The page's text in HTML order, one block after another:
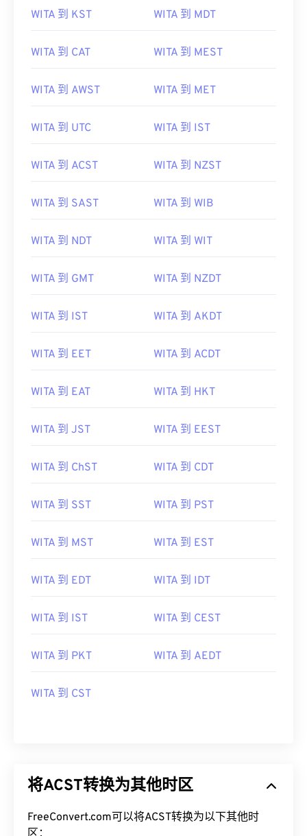
WITA 到 KST WITA 到 MDT
WITA 到 CAT WITA 到 MEST
WITA 到 AWST WITA 到 MET
WITA 到 UTC WITA 到 IST
WITA 到 ACST WITA 到 NZST
WITA 到 SAST WITA 到 WIB
WITA 到 NDT WITA 到 WIT
WITA 到 GMT WITA 到 NZDT
WITA 到 IST WITA 到 AKDT
WITA 到 EET WITA 到 ACDT
WITA 到 EAT WITA 到 HKT
WITA 到 JST WITA 到 EEST
WITA 到 ChST WITA 到 CDT
WITA 到 SST WITA 到 PST
WITA 到 MST WITA 到 EST
WITA 到 EDT WITA 到 IDT
WITA 到 IST WITA 到 CEST
WITA 到 PKT WITA 到 AEDT
WITA 到 CST
将ACST转换为其他时区
FreeConvert.com可以将ACST转换为以下其他时